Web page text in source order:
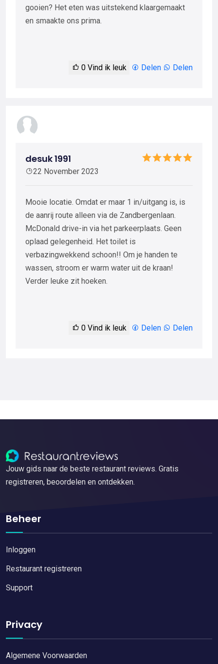
gooien? Het eten was uitstekend klaargemaakt
en smaakte ons prima.
0 Vind ik leuk Delen Delen
desuk 1991
22 November 2023
Mooie locatie. Omdat er maar 1 in/uitgang is, is
de aanrij route alleen via de Zandbergenlaan.
McDonald drive-in via het parkeerplaats. Geen
oplaad gelegenheid. Het toilet is
verbazingwekkend schoon!! Om je handen te
wassen, stroom er warm water uit de kraan!
Verder leuke zit hoeken.
0 Vind ik leuk Delen Delen
Jouw gids naar de beste restaurant reviews. Gratis
registreren, beoordelen en ontdekken.
Beheer
Inloggen
Restaurant registreren
Support
Privacy
Algemene Voorwaarden